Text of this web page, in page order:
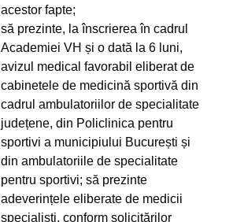
acestor fapte;
să prezinte, la înscrierea în cadrul
Academiei VH și o dată la 6 luni,
avizul medical favorabil eliberat de
cabinetele de medicină sportivă din
cadrul ambulatoriilor de specialitate
județene, din Policlinica pentru
sportivi a municipiului București și
din ambulatoriile de specialitate
pentru sportivi; să prezinte
adeverințele eliberate de medicii
specialiști, conform solicitărilor